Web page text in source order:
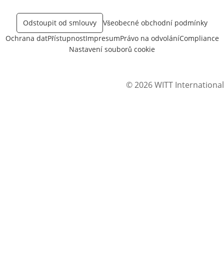
Odstoupit od smlouvy
Všeobecné obchodní podmínky
Ochrana datPřístupnostImpresumPrávo na odvoláníCompliance
Nastavení souborů cookie
© 2026 WITT International